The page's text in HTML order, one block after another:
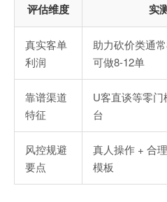
评估维度 实
真实客单
利润
助力砍价类通
可做8-12单
靠谱渠道
特征
U客直谈等零
台
风控规避
要点
真人操作 + 合
模板